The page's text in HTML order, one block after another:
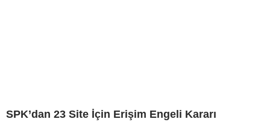
SPK’dan 23 Site İçin Erişim Engeli Kararı